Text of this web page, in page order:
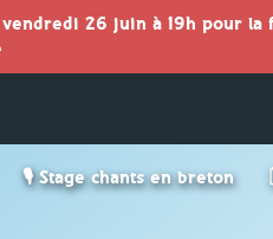
🎙️ Stage chants en breton
26 juin à 19h pour la